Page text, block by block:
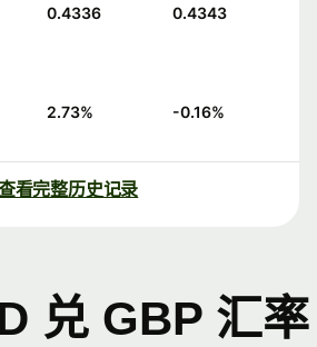
0.4336 0.4343
2.73% -0.16%
看完整历史记录
兑 GBP 汇率